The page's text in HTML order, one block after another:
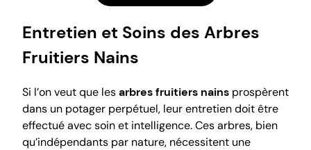
Entretien et Soins des Arbres
Fruitiers Nains
Si l’on veut que lesarbres fruitiers nains prospèrent
dans un potager perpétuel, leur entretien doit être
effectué avec soin et intelligence. Ces arbres, bien
qu’indépendants par nature, nécessitent une